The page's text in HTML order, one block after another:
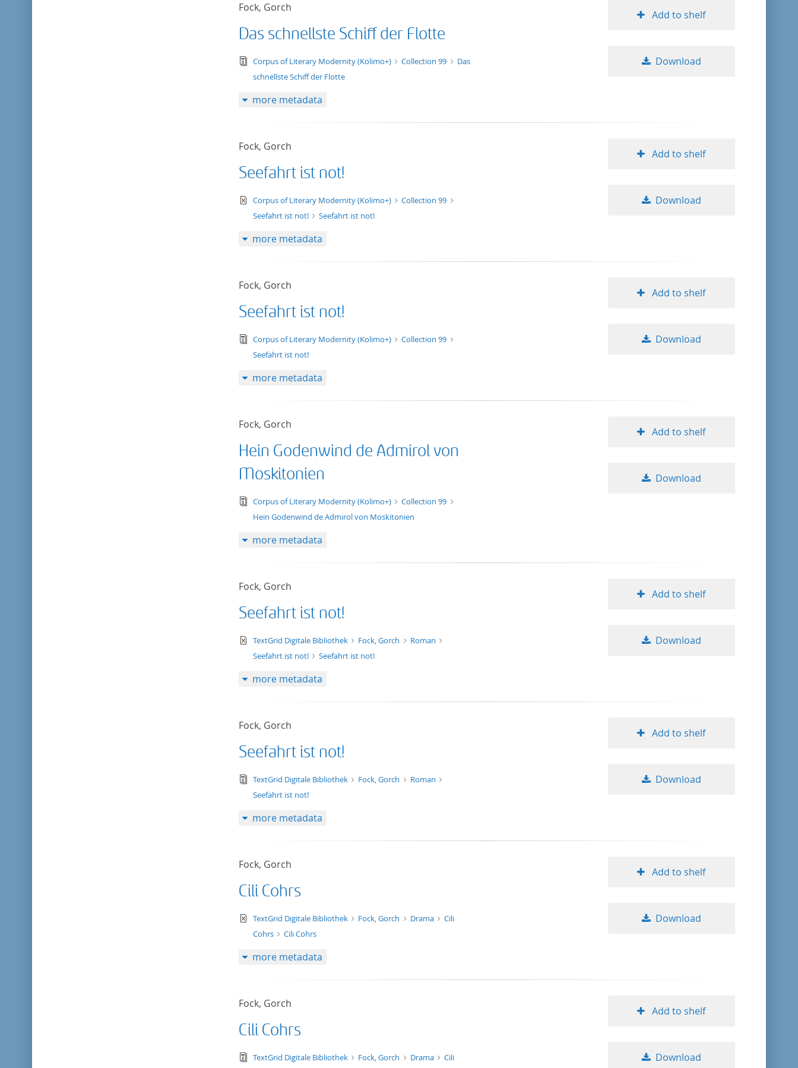
Fock, Gorch
Das schnellste Schiff der Flotte
text/tg.edition+tg.aggregation+xml
Corpus of Literary Modernity (Kolimo+) Collection 99
Das
schnellste Schiff der Flotte
Add to shelf
Download
more metadata
Fock, Gorch
Seefahrt ist not!
text/xml
Corpus of Literary Modernity (Kolimo+)
Collection 99
Seefahrt ist not!
Seefahrt ist not!
Add to shelf
Download
more metadata
Fock, Gorch
Seefahrt ist not!
text/tg.edition+tg.aggregation+xml
Corpus of Literary Modernity (Kolimo+)
Collection 99
Seefahrt ist not!
Add to shelf
Download
more metadata
Fock, Gorch
Hein Godenwind de Admirol von
Moskitonien
text/tg.edition+tg.aggregation+xml
Corpus of Literary Modernity (Kolimo+)
Collection 99
Hein Godenwind de Admirol von Moskitonien
Add to shelf
Download
more metadata
Fock, Gorch
Seefahrt ist not!
text/xml
TextGrid Digitale Bibliothek Fock, Gorch
Roman
Seefahrt ist not!
Seefahrt ist not!
Add to shelf
Download
more metadata
Fock, Gorch
Seefahrt ist not!
text/tg.edition+tg.aggregation+xml
TextGrid Digitale Bibliothek Fock, Gorch
Roman
Seefahrt ist not!
Add to shelf
Download
more metadata
Fock, Gorch
Cili Cohrs
text/xml
TextGrid Digitale Bibliothek Fock, Gorch Drama
Cili
Cohrs
Cili Cohrs
Add to shelf
Download
more metadata
Fock, Gorch
Cili Cohrs
text/tg.edition+tg.aggregation+xml
TextGrid Digitale Bibliothek Fock, Gorch Drama
Cili
Add to shelf
Download